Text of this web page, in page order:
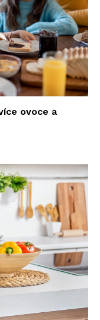
ovoce a